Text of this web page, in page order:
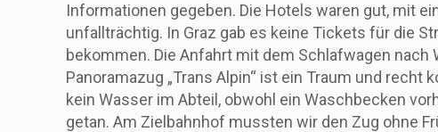
Informationen gegeben. Die Hotels waren gut, mit
unfallträchtig. In Graz gab es keine Tickets für die
bekommen. Die Anfahrt mit dem Schlafwagen
Panoramazug „Trans Alpin“ ist ein Traum und
kein Wasser im Abteil, obwohl ein Waschbecken
getan. Am Zielbahnhof mussten wir den Zug ohne